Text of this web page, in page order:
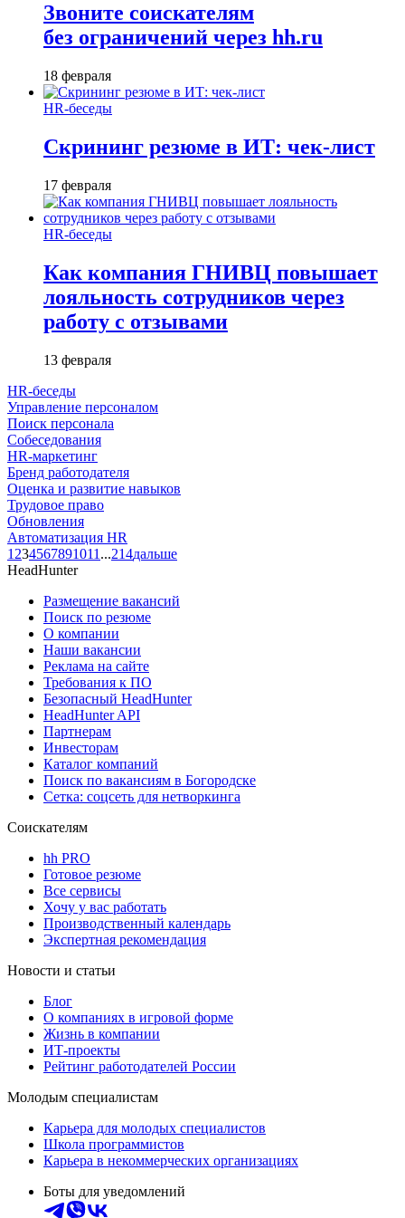
Звоните соискателям
без ограничений через hh.ru
18 февраля
HR-беседы
Скрининг резюме в ИТ: чек-лист
17 февраля
HR-беседы
Как компания ГНИВЦ повышает
лояльность сотрудников через
работу с отзывами
13 февраля
HR-беседы
Управление персоналом
Поиск персонала
Собеседования
HR-маркетинг
Бренд работодателя
Оценка и развитие навыков
Трудовое право
Обновления
Автоматизация HR
1 234567891011 ...214дальше
HeadHunter
Размещение вакансий
Поиск по резюме
О компании
Наши вакансии
Реклама на сайте
Требования к ПО
Безопасный HeadHunter
HeadHunter API
Партнерам
Инвесторам
Каталог компаний
Поиск по вакансиям в Богородске
Сетка: соцсеть для нетворкинга
Соискателям
hh PRO
Готовое резюме
Все сервисы
Хочу у вас работать
Производственный календарь
Экспертная рекомендация
Новости и статьи
Блог
О компаниях в игровой форме
Жизнь в компании
ИТ-проекты
Рейтинг работодателей России
Молодым специалистам
Карьера для молодых специалистов
Школа программистов
Карьера в некоммерческих организациях
Боты для уведомлений